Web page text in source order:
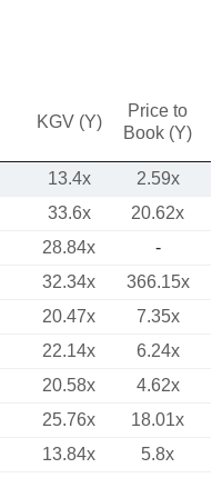
KGV (Y)
Price to
Book (Y)
13.4x
2.59x
33.6x
20.62x
28.84x
-
32.34x
366.15x
20.47x
7.35x
22.14x
6.24x
20.58x
4.62x
25.76x
18.01x
13.84x
5.8x